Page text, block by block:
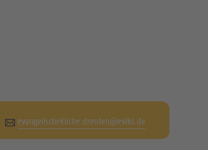
evangelischekirche.dresden@evlks.de